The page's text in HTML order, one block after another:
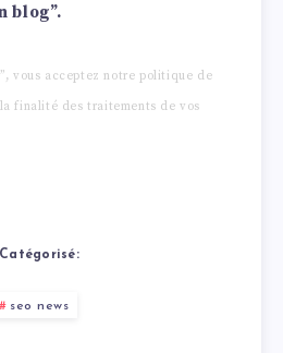
blog”.
vous acceptez notre politique de
finalité des traitements de vos
Catégorisé:
seo news